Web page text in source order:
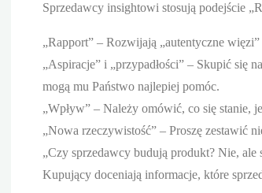
Sprzedawcy insightowi stosują podejście
„Rapport” – Rozwijają „autentyczne
„Aspiracje” i „przypadłości” – Skupić się
mogą mu Państwo najlepiej pomóc.
„Wpływ” – Należy omówić, co się stanie,
„Nowa rzeczywistość” – Proszę zestawić
„Czy sprzedawcy budują produkt? Nie, ale
Kupujący doceniają informacje, które